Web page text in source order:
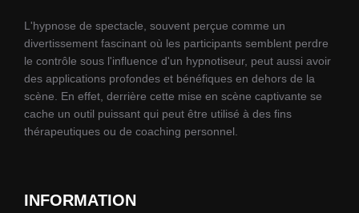
peuvent
être
sur
la
page
L'hypnose de spectacle, souvent perçue comme un
divertissement fascinant où les participants semblent perdre
le contrôle sous l'influence d'un hypnotiseur, peut aussi avoir
des applications profondes et bénéfiques en dehors de la
scène. En effet, derrière cette mise en scène captivante se
cache un outil puissant qui peut être utilisé à des fins
thérapeutiques ou de coaching personnel.
INFORMATION